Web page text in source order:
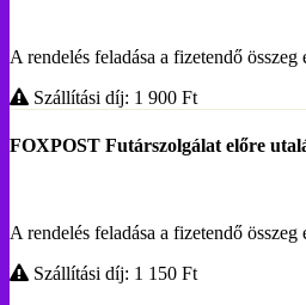
A rendelés feladása a fizetendő
Szállítási díj: 1 900 Ft
FOXPOST Futárszolgálat előre
A rendelés feladása a fizetendő
Szállítási díj: 1 150 Ft